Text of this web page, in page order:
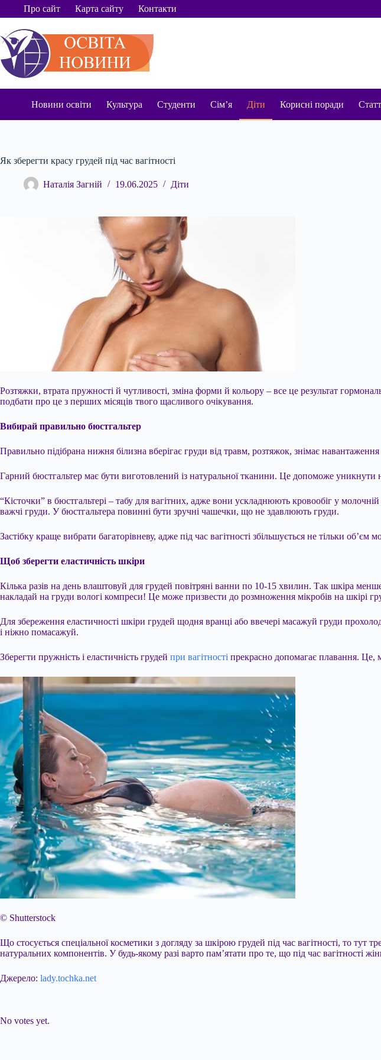
ПерейтиПро сайт Карта сайту Контакти
Новини освіти Культура Студенти Сім’я Діти Корисні поради
Як зберегти красу грудей під час вагітності
Наталія Загній 19.06.2025 Діти
Розтяжки, втрата пружності й чутливості, зміна форми й кольору – все це результат
подбати про це з перших місяців твого щасливого очікування.
Вибирай правильно бюстгальтер
Правильно підібрана нижня білизна вберігає груди від травм, розтяжок, знімає
Гарний бюстгальтер має бути виготовлений із натуральної тканини. Це допоможе уникнути
“Кісточки” в бюстгальтері – табу для вагітних, адже вони ускладнюють кровообіг у
важчі груди. У бюстгальтера повинні бути зручні чашечки, що не здавлюють груди.
Застібку краще вибрати багаторівневу, адже під час вагітності збільшується не тільки об’єм
Щоб зберегти еластичність шкіри
Кілька разів на день влаштовуй для грудей повітряні ванни по 10-15 хвилин. Так шкіра
накладай на груди вологі компреси! Це може призвести до розмноження мікробів на шкірі
Для збереження еластичності шкіри грудей щодня вранці або ввечері масажуй груди
і ніжно помасажуй.
Зберегти пружність і еластичність грудей при вагітності прекрасно допомагає плавання. Це,
© Shutterstock
Що стосується спеціальної косметики з догляду за шкірою грудей під час вагітності, то
натуральних компонентів. У будь-якому разі варто пам’ятати про те, що під час вагітності
Джерело: lady.tochka.net
No votes yet.